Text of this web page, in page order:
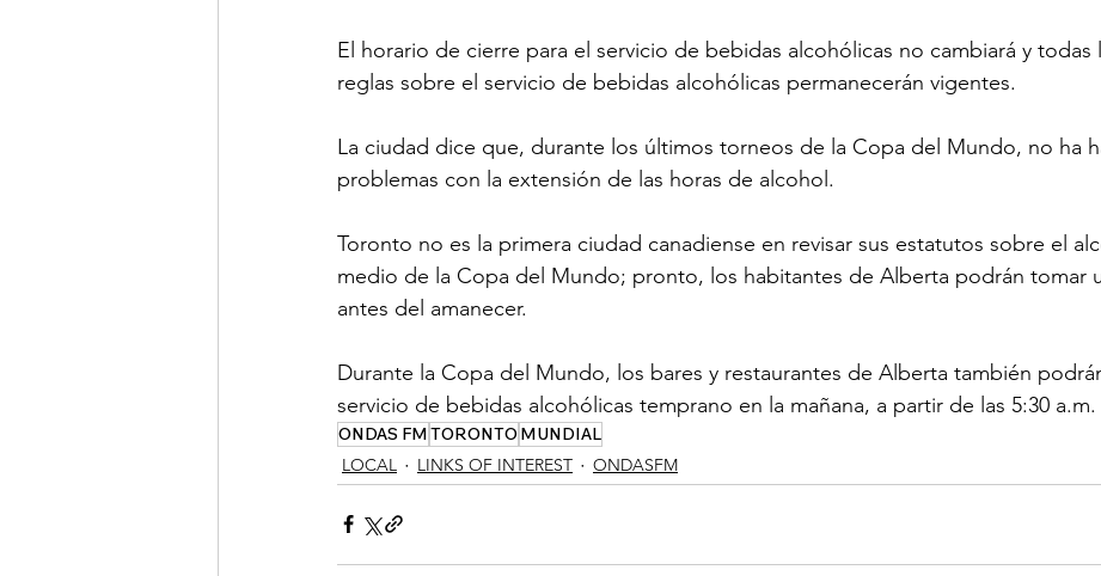
El horario de cierre para el servicio de bebidas alcohólicas no cambiará y todas
reglas sobre el servicio de bebidas alcohólicas permanecerán vigentes.
La ciudad dice que, durante los últimos torneos de la Copa del Mundo, no ha
problemas con la extensión de las horas de alcohol.
Toronto no es la primera ciudad canadiense en revisar sus estatutos sobre el
medio de la Copa del Mundo; pronto, los habitantes de Alberta podrán tomar
antes del amanecer.
Durante la Copa del Mundo, los bares y restaurantes de Alberta también
servicio de bebidas alcohólicas temprano en la mañana, a partir de las 5:30 a.m.
ONDAS FMTORONTOMUNDIAL
LOCAL
LINKS OF INTEREST ONDASFM